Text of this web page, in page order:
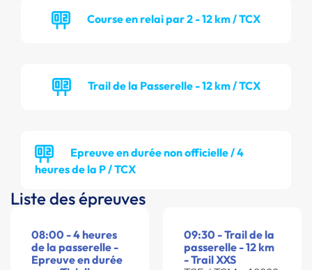
Course en relai par 2 - 12 km / TCX
Trail de la Passerelle - 12 km / TCX
Epreuve en durée non officielle / 4
heures de la P / TCX
Liste des épreuves
08:00 - 4 heures
de la passerelle -
Epreuve en durée
09:30 - Trail de la
passerelle - 12 km
- Trail XXS